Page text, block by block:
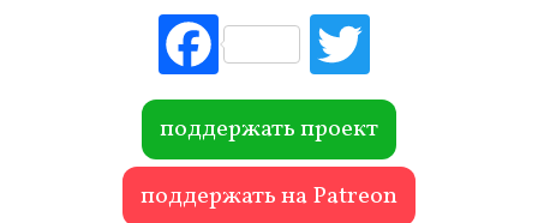
Fac
ebo
ok r
поддержать проект
поддержать на Patreon